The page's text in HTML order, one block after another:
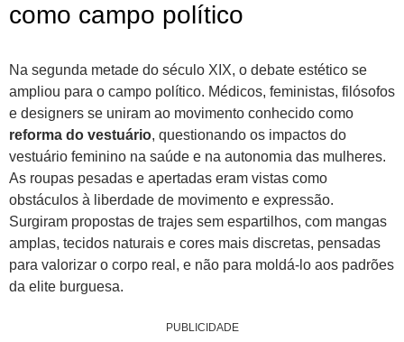
como campo político
Na segunda metade do século XIX, o debate estético se
ampliou para o campo político. Médicos, feministas, filósofos
e designers se uniram ao movimento conhecido como
reforma do vestuário, questionando os impactos do
vestuário feminino na saúde e na autonomia das mulheres.
As roupas pesadas e apertadas eram vistas como
obstáculos à liberdade de movimento e expressão.
Surgiram propostas de trajes sem espartilhos, com mangas
amplas, tecidos naturais e cores mais discretas, pensadas
para valorizar o corpo real, e não para moldá-lo aos padrões
da elite burguesa.
PUBLICIDADE